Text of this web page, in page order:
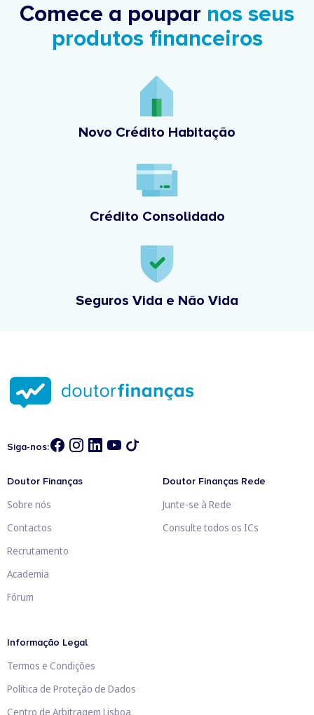
Comece a poupar nos seus
produtos financeiros
Novo Crédito Habitação
Crédito Consolidado
Seguros Vida e Não Vida
Siga-nos:
Doutor Finanças
Sobre nós
Contactos
Recrutamento
Academia
Fórum
Doutor Finanças Rede
Junte-se à Rede
Consulte todos os ICs
Informação Legal
Termos e Condições
Política de Proteção de Dados
Centro de Arbitragem Lisboa